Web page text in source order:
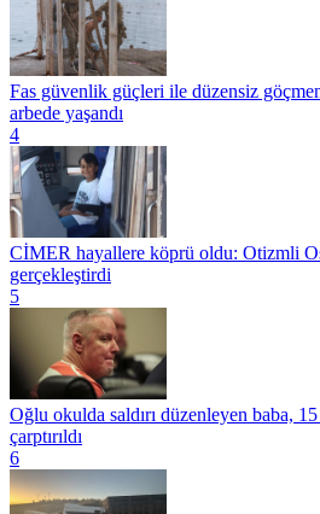
Fas güvenlik güçleri ile düzensiz
arbede yaşandı
4
CİMER hayallere köprü oldu: Otizmli
gerçekleştirdi
5
Oğlu okulda saldırı düzenleyen baba, 15
çarptırıldı
6